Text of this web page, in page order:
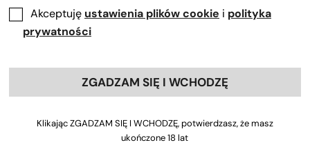
Help Center > Współpraca > Back
Kiedy prowizje są zatwierdzane i
jak są wypłacane?
Prowizje są zatwierdzane po tym, jak
polecony klient otrzyma swoje zamówienie,
Akceptuję ustawienia plików cookie i polityka
prywatności
ZGADZAM SIĘ I WCHODZĘ
Klikając ZGADZAM SIĘ I WCHODZĘ, potwierdzasz, że masz
ukończone 18 lat